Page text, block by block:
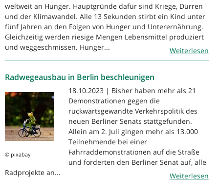
weltweit an Hunger. Hauptgründe dafür sind Kriege, Dürren
und der Klimawandel. Alle 13 Sekunden stirbt ein Kind unter
fünf Jahren an den Folgen von Hunger und Unterernährung.
Gleichzeitig werden riesige Mengen Lebensmittel produziert
und weggeschmissen. Hunger...
Weiterlesen
Radwegeausbau in Berlin beschleunigen
© pixabay
18.10.2023 | Bisher haben mehr als 21
Demonstrationen gegen die
rückwärtsgewandte Verkehrspolitik des
neuen Berliner Senats stattgefunden.
Allein am 2. Juli gingen mehr als 13.000
Teilnehmende bei einer
Fahrraddemonstrationen auf die Straße
und forderten den Berliner Senat auf, alle
Radprojekte an...
Weiterlesen